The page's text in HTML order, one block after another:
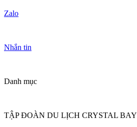
Zalo
Nhắn tin
Danh mục
TẬP ĐOÀN DU LỊCH CRYSTAL BAY